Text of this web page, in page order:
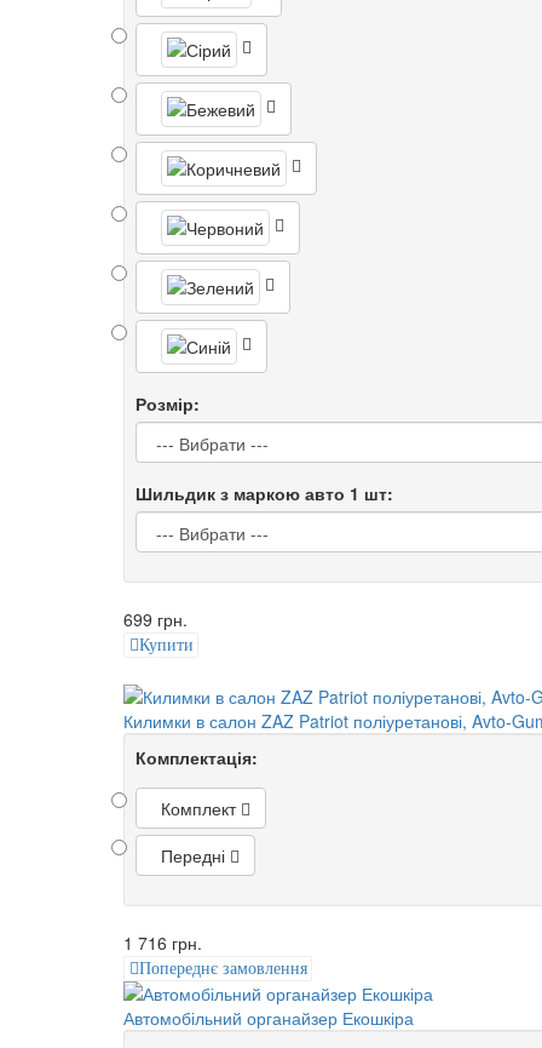
Розмір:
Шильдик з маркою авто 1 шт:
699 грн.
Купити
Килимки в салон ZAZ Patriot поліуретанові, Avto-
Комплектація:
Комплект
Передні
1 716 грн.
Попереднє замовлення
Автомобільний органайзер Екошкіра